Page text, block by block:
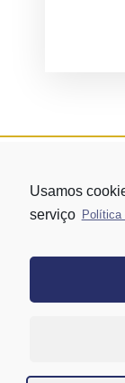
andar – conj.
Usamos
serviço Política